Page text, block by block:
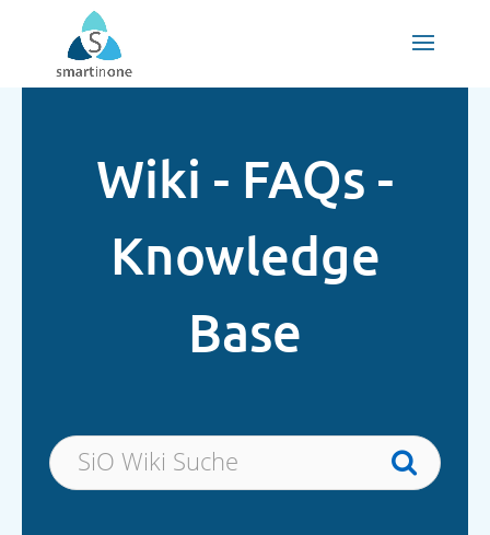
Wiki - FAQs -
Knowledge
Base